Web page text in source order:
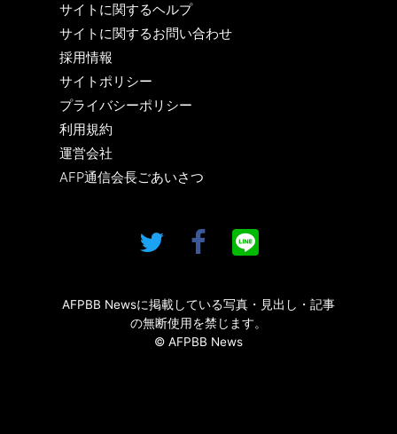
サイトに関するヘルプ
サイトに関するお問い合わせ
採用情報
サイトポリシー
プライバシーポリシー
利用規約
運営会社
AFP通信会長ごあいさつ
AFPBB Newsに掲載している写真・見出し・記事
の無断使用を禁じます。
© AFPBB News